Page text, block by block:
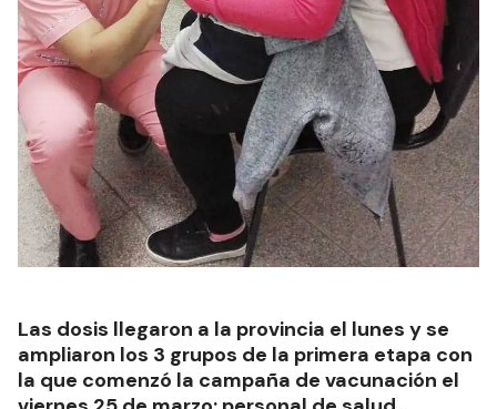
Las dosis llegaron a la provincia el lunes y se
ampliaron los 3 grupos de la primera etapa con
la que comenzó la campaña de vacunación el